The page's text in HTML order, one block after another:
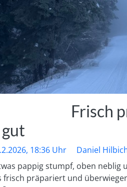
Frisch
18:36 Uhr
Daniel
pappig stumpf, oben neblig
frisch präpariert und